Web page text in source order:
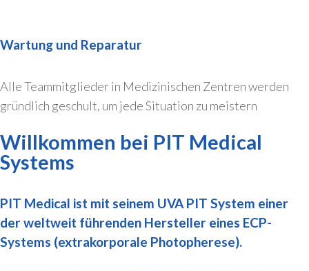
Wartung und Reparatur
Alle Teammitglieder in Medizinischen Zentren werden
gründlich geschult, um jede Situation zu meistern
Willkommen bei PIT Medical
Systems
PIT Medical ist mit seinem UVA PIT System einer
der weltweit führenden Hersteller eines ECP-
Systems (extrakorporale Photopherese).